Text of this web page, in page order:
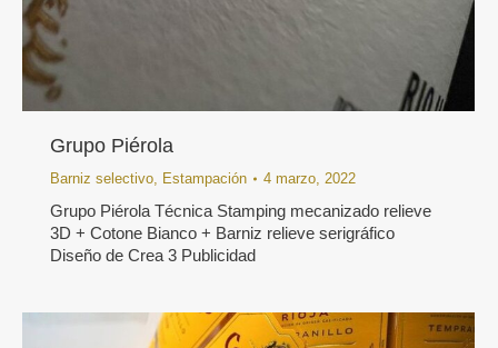
Grupo Piérola
Barniz selectivo, Estampación 4 marzo, 2022
Grupo Piérola Técnica Stamping mecanizado relieve
3D + Cotone Bianco + Barniz relieve serigráfico
Diseño de Crea 3 Publicidad